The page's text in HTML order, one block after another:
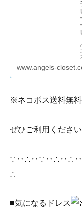
www.angels-
※ネコポス送料無料
ぜひご利用くださ
∴
■気になるドレス